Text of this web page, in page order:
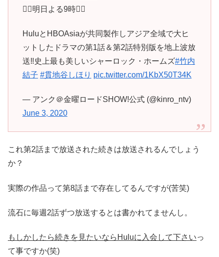
🕵️‍♀️明日よる9時🕵️‍♀️
HuluとHBOAsiaが共同製作しアジア全域で大ヒ
ットしたドラマの第1話＆第2話特別版を地上波放
送‼️史上最も美しいシャーロック・ホームズ#竹内
結子 #貫地谷しほり pic.twitter.com/1KbX50T34K
— アンク＠金曜ロードSHOW!公式 (@kinro_ntv)
June 3, 2020
これ第2話まで放送された続きは放送されるんでしょう
か？
実際の作品って第8話まで存在してるんですが(苦笑)
流石に毎週2話ずつ放送するとは書かれてませんし。
もしかしたら続きを見たいならHuluに入会して下さいっ
て事ですか(笑)